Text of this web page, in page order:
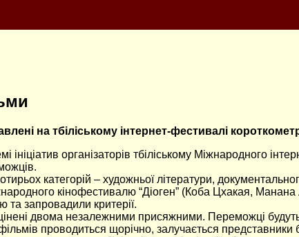
на тбіліському інтернет-фестивалі
ініціатив організаторів тбіліському Міжнародного
категорій – художньої літератури,
кінофестивалю “Діоген” (Коба Цхакая,
та запровадили критерії.
двома незалежними присяжними. Переможці
проводиться щорічно, залучається представники